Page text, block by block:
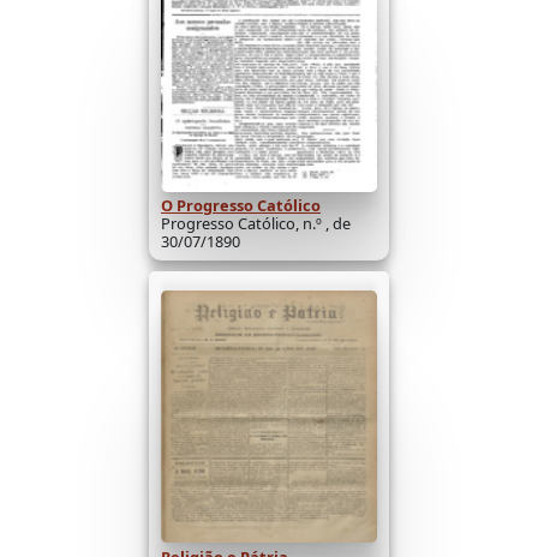
O Progresso Católico
Progresso Católico, n.º , de
30/07/1890